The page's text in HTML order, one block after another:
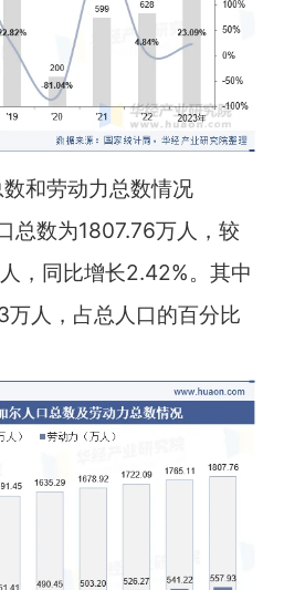
和劳动力总数情况
总数为1807.76万人，较
，同比增长2.42%。其中
人，占总人口的百分比